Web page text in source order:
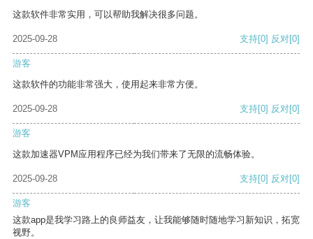
这款软件非常实用，可以帮助我解决很多问题。
2025-09-28 支持[0] 反对[0]
游客
这款软件的功能非常强大，使用起来非常方便。
2025-09-28 支持[0] 反对[0]
游客
这款加速器VPM应用程序已经为我们带来了无限的流畅体验。
2025-09-28 支持[0] 反对[0]
游客
这款app是我学习路上的良师益友，让我能够随时随地学习新知识，拓宽
视野。